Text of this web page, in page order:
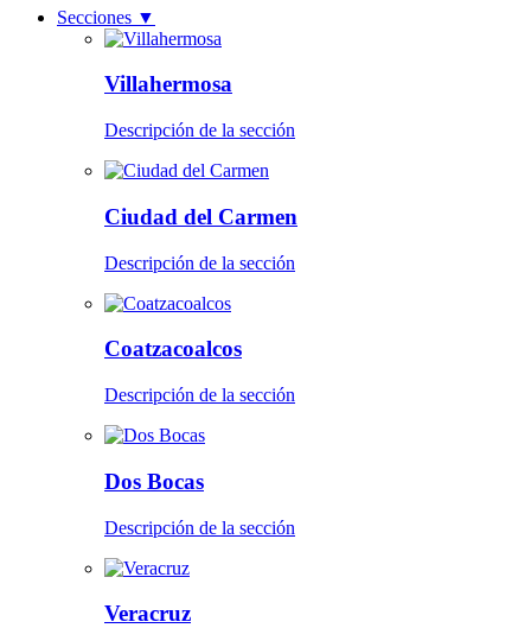
Secciones ▼
Villahermosa
Descripción de la sección
Ciudad del Carmen
Descripción de la sección
Coatzacoalcos
Descripción de la sección
Dos Bocas
Descripción de la sección
Veracruz